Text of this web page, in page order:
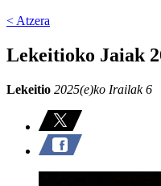
< Atzera
Lekeitioko Jaiak
Lekeitio 2025(e)ko Irailak 6